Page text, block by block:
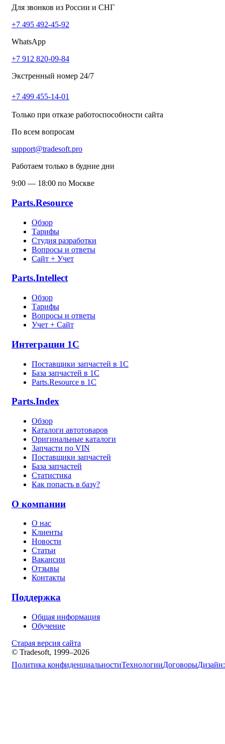
Для звонков из России и СНГ
+7 495 492-45-92
WhatsApp
+7 912 820-09-84
Экстренный номер 24/7
+7 499 455-14-01
Только при отказе работоспособности сайта
По всем вопросам
support@tradesoft.pro
Работаем только в будние дни
9:00 — 18:00 по Москве
Parts.Resource
Обзор
Тарифы
Студия разработки
Вопросы и ответы
Сайт + Учет
Parts.Intellect
Обзор
Тарифы
Вопросы и ответы
Учет + Сайт
Интеграции 1С
Поставщики запчастей в 1C
База запчастей в 1С
Parts.Resource в 1C
Parts.Index
Обзор
Каталоги автотоваров
Оригинальные каталоги
Запчасти по VIN
Поставщики запчастей
База запчастей
Статистика
Как попасть в базу?
О компании
О нас
Клиенты
Новости
Статьи
Вакансии
Отзывы
Контакты
Поддержка
Общая информация
Обучение
Старая версия сайта
© Tradesoft, 1999–2026
Политика конфиденциальностиТехнологииДоговорыДизайн: